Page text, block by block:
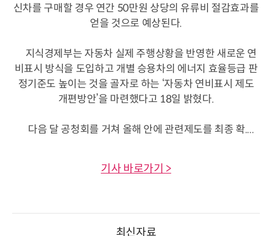
신차를 구매할 경우 연간 50만원 상당의 유류비 절감효과를
얻을 것으로 예상된다.
지식경제부는 자동차 실제 주행상황을 반영한 새로운 연
비표시 방식을 도입하고 개별 승용차의 에너지 효율등급 판
정기준도 높이는 것을 골자로 하는 ‘자동차 연비표시 제도
개편방안’을 마련했다고 18일 밝혔다.
다음 달 공청회를 거쳐 올해 안에 관련제도를 최종 확....
기사 바로가기 >
최신자료